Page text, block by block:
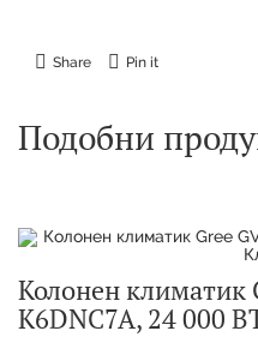
Share Pin it
Подобни
Колонен климатик
K6DNC7A, 24 000